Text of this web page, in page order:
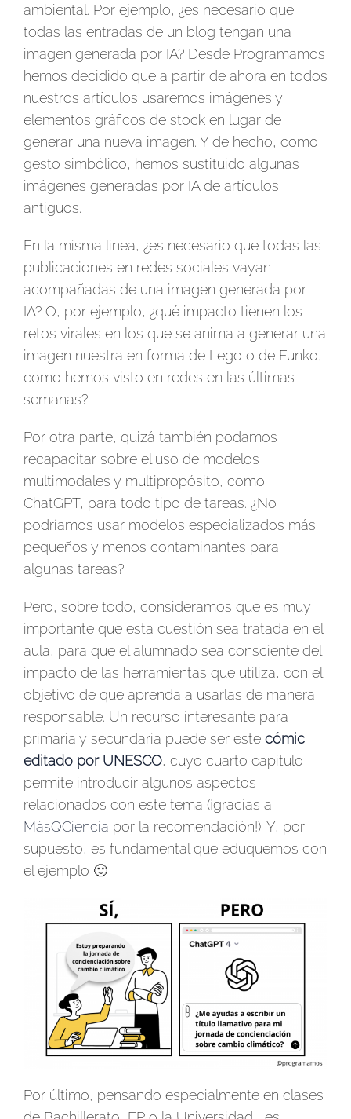
ambiental. Por ejemplo, ¿es necesario que
todas las entradas de un blog tengan una
imagen generada por IA? Desde Programamos
hemos decidido que a partir de ahora en todos
nuestros artículos usaremos imágenes y
elementos gráficos de stock en lugar de
generar una nueva imagen. Y de hecho, como
gesto simbólico, hemos sustituido algunas
imágenes generadas por IA de artículos
antiguos.
En la misma línea, ¿es necesario que todas las
publicaciones en redes sociales vayan
acompañadas de una imagen generada por
IA? O, por ejemplo, ¿qué impacto tienen los
retos virales en los que se anima a generar una
imagen nuestra en forma de Lego o de Funko,
como hemos visto en redes en las últimas
semanas?
Por otra parte, quizá también podamos
recapacitar sobre el uso de modelos
multimodales y multipropósito, como
ChatGPT, para todo tipo de tareas. ¿No
podríamos usar modelos especializados más
pequeños y menos contaminantes para
algunas tareas?
Pero, sobre todo, consideramos que es muy
importante que esta cuestión sea tratada en el
aula, para que el alumnado sea consciente del
impacto de las herramientas que utiliza, con el
objetivo de que aprenda a usarlas de manera
responsable. Un recurso interesante para
primaria y secundaria puede ser este cómic
editado por UNESCO, cuyo cuarto capítulo
permite introducir algunos aspectos
relacionados con este tema (¡gracias a
MásQCiencia por la recomendación!). Y, por
supuesto, es fundamental que eduquemos con
el ejemplo 🙂
Por último, pensando especialmente en clases